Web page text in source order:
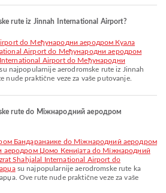
rute iz Jinnah International Airport?
Airport do Међународни аеродром
Airport do Међународни
su najpopularnije aerodromske rute iz Jinnah
nude praktične veze za vaše putovanje.
rute do Міжнародний аеродром
аеродром Џомо Кенијата do Міжнародний
Shahjalal International Airport do
su najpopularnije aerodromske rute ka
Ove rute nude praktične veze za vaše